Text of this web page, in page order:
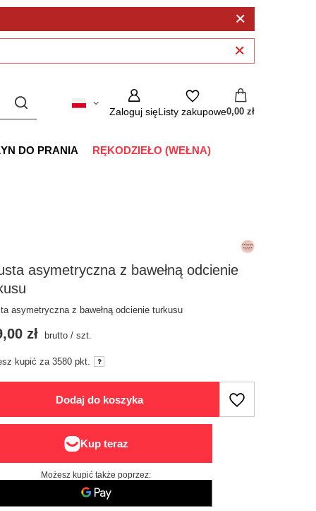
Zaloguj sięListy zakupowe0,00 zł
DO PRANIA RĘKODZIEŁO (WEŁNA)
asymetryczna z bawełną odcienie
asymetryczna z bawełną odcienie turkusu
zł brutto /szt.
kupić za3580 pkt.
Dodaj do koszyka
Możesz kupić także poprzez: